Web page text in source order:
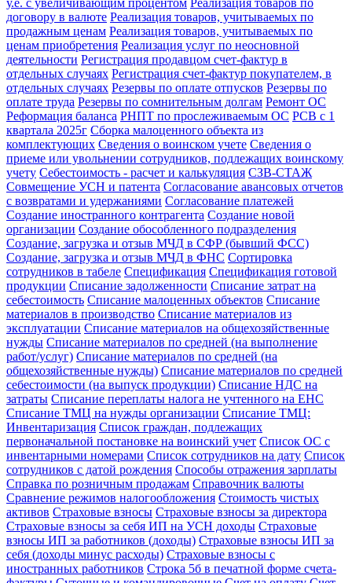
у.е. с увеличивающим процентом Реализация товаров по
договору в валюте Реализация товаров, учитываемых по
продажным ценам Реализация товаров, учитываемых по
ценам приобретения Реализация услуг по неосновной
деятельности Регистрация продавцом счет-фактур в
отдельных случаях Регистрация счет-фактур покупателем, в
отдельных случаях Резервы по оплате отпусков Резервы по
оплате труда Резервы по сомнительным долгам Ремонт ОС
Реформация баланса РНПТ по прослеживаемым ОС РСВ с 1
квартала 2025г Сборка малоценного объекта из
комплектующих Сведения о воинском учете Сведения о
приеме или увольнении сотрудников, подлежащих воинскому
учету Себестоимость - расчет и калькуляция СЗВ-СТАЖ
Совмещение УСН и патента Согласование авансовых отчетов
с возвратами и удержаниями Согласование платежей
Создание иностранного контрагента Создание новой
организации Создание обособленного подразделения
Создание, загрузка и отзыв МЧД в СФР (бывший ФСС)
Создание, загрузка и отзыв МЧД в ФНС Сортировка
сотрудников в табеле Спецификация Спецификация готовой
продукции Списание задолженности Списание затрат на
себестоимость Списание малоценных объектов Списание
материалов в производство Списание материалов из
эксплуатации Списание материалов на общехозяйственные
нужды Списание материалов по средней (на выполнение
работ/услуг) Списание материалов по средней (на
общехозяйственные нужды) Списание материалов по средней
себестоимости (на выпуск продукции) Списание НДС на
затраты Списание переплаты налога не учтенного на ЕНС
Списание ТМЦ на нужды организации Списание ТМЦ:
Инвентаризация Список граждан, подлежащих
первоначальной постановке на воинский учет Список ОС с
инвентарными номерами Список сотрудников на дату Список
сотрудников с датой рождения Способы отражения зарплаты
Справка по розничным продажам Справочник валюты
Сравнение режимов налогообложения Стоимость чистых
активов Страховые взносы Страховые взносы за директора
Страховые взносы за себя ИП на УСН доходы Страховые
взносы ИП за работников (доходы) Страховые взносы ИП за
себя (доходы минус расходы) Страховые взносы с
иностранных работников Строка 5б в печатной форме счета-